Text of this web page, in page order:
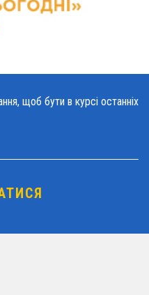
щоб бути в курсі останніх